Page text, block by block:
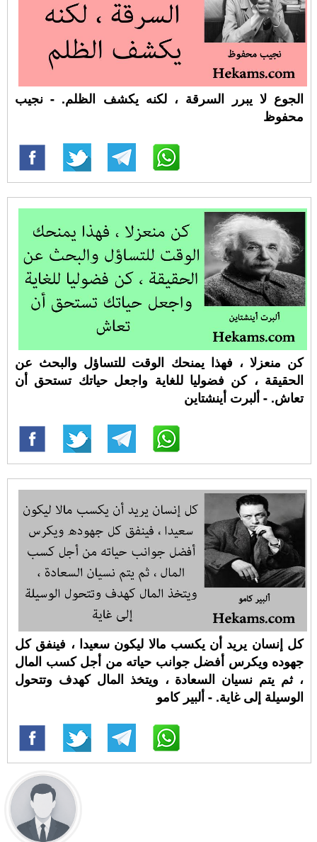
الجوع لا يبرر السرقة ، لكنه يكشف الظلم. - نجيب
محفوظ
كن منعزلا ، فهذا يمنحك الوقت للتساؤل والبحث عن
الحقيقة ، كن فضوليا للغاية واجعل حياتك تستحق أن
تعاش. - ألبرت أينشتاين
كل إنسان يريد أن يكسب مالا ليكون سعيدا ، فينفق كل
جهوده ويكرس أفضل جوانب حياته من أجل كسب المال
، ثم يتم نسيان السعادة ، ويتخذ المال كهدف وتتحول
الوسيلة إلى غاية. - ألبير كامو